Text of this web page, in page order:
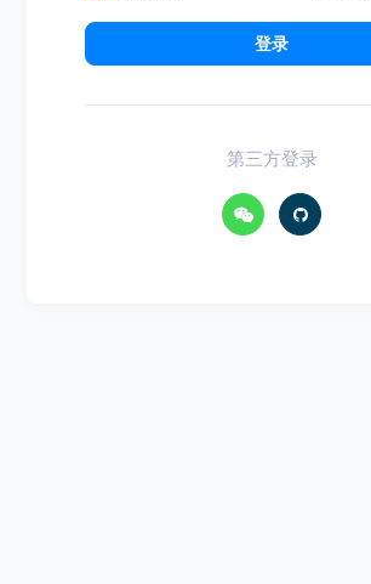
登录
第三方登录